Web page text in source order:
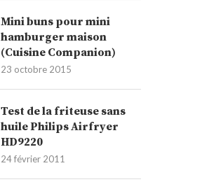
Mini buns pour mini
hamburger maison
(Cuisine Companion)
23 octobre 2015
Test de la friteuse sans
huile Philips Airfryer
HD9220
24 février 2011